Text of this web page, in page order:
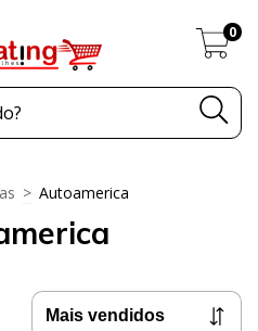
0
> Autoamerica